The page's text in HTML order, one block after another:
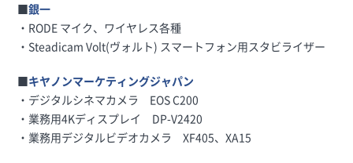
■銀一
・RODE マイク、ワイヤレス各種
・Steadicam Volt(ヴォルト) スマートフォン用スタビライザー
■キヤノンマーケティングジャパン
・デジタルシネマカメラ EOS C200
・業務用4Kディスプレイ DP-V2420
・業務用デジタルビデオカメラ XF405、XA15